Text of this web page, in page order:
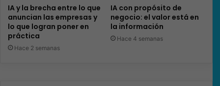
IA y la brecha entre lo que
anuncian las empresas y
lo que logran poner en
práctica
Hace 2 semanas
IA con propósito de
negocio: el valor está en
la información
Hace 4 semanas